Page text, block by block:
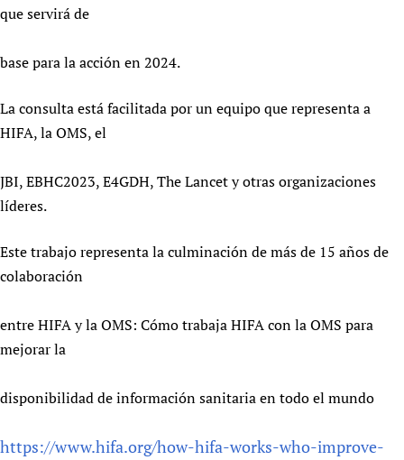
que servirá de
base para la acción en 2024.
La consulta está facilitada por un equipo que representa a
HIFA, la OMS, el
JBI, EBHC2023, E4GDH, The Lancet y otras organizaciones
líderes.
Este trabajo representa la culminación de más de 15 años de
colaboración
entre HIFA y la OMS: Cómo trabaja HIFA con la OMS para
mejorar la
disponibilidad de información sanitaria en todo el mundo
https://www.hifa.org/how-hifa-works-who-improve-